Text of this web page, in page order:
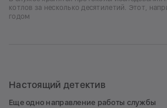
котлов за несколько десятилетий. Этот,
годом
Настоящий детектив
Еще одно направление работы службы